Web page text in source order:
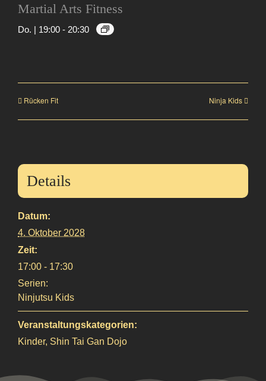
Martial Arts Fitness
Do. | 19:00 - 20:30
Rücken Fit Ninja Kids
Details
Datum:
4. Oktober 2028
Zeit:
17:00 - 17:30
Serien:
Ninjutsu Kids
Veranstaltungskategorien:
Kinder, Shin Tai Gan Dojo